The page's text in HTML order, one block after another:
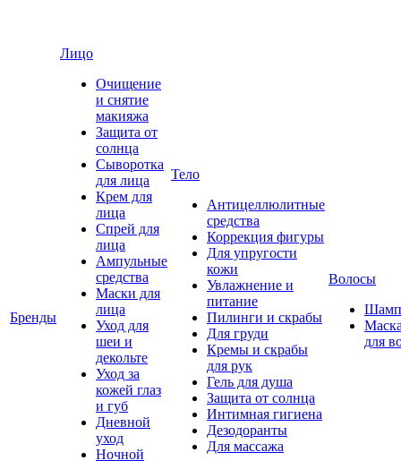
Бренды
Лицо
Очищение
и снятие
макияжа
Защита от
солнца
Сыворотка
для лица
Крем для
лица
Спрей для
лица
Ампульные
средства
Маски для
лица
Уход для
шеи и
декольте
Уход за
кожей глаз
и губ
Дневной
уход
Ночной
Тело
Антицеллюлитные
средства
Коррекция фигуры
Для упругости
кожи
Увлажнение и
питание
Пилинги и скрабы
Для груди
Кремы и скрабы
для рук
Гель для душа
Защита от солнца
Интимная гигиена
Дезодоранты
Для массажа
Волосы
для